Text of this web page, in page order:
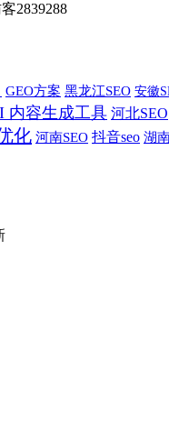
2839288
GEO方案 黑龙江SEO 安徽
内容生成工具 河北SEO
化 河南SEO 抖音seo 湖